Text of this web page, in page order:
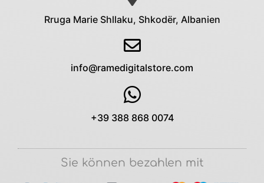
Rruga Marie Shllaku, Shkodër, Albanien
info@ramedigitalstore.com
+39 388 868 0074
Sie können bezahlen mit